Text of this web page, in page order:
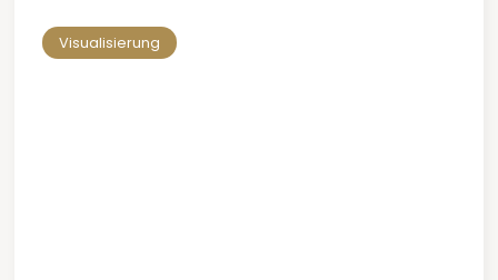
Visualisierung